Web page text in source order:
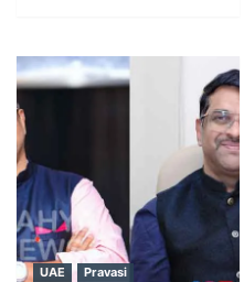
UAE Pravasi